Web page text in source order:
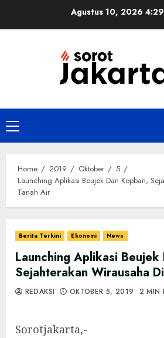
Agustus 10, 2026
Primary
Menu
Home 2019 Oktober
5
Launching Aplikasi Beujek Dan Kopban,
Tanah Air
Berita Terkini Ekonomi News
Launching Aplikasi Beujek
Sejahterakan Wirausaha
REDAKSI OKTOBER 5, 2019 2 MIN
Sorotjakarta,-